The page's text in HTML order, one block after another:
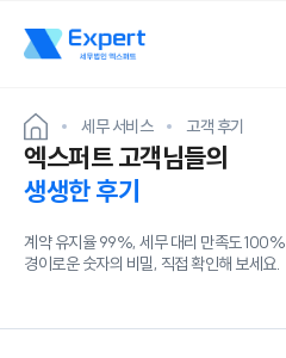
엑스퍼트 고객님들의
생생한 후기
계약 유지율 99%, 세무 대리 만족도 100%
경이로운 숫자의 비밀, 직접 확인해 보세요.
세무 서비스 고객 후기